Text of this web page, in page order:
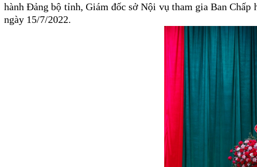
hành Đảng bộ tỉnh, Giám đốc sở Nội vụ tham gia Ban
ngày 15/7/2022.